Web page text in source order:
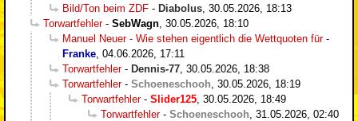
Bild/Ton beim ZDF - Diabolus 30.05.2026, 18:13
Torwartfehler- SebWagn 30.05.2026, 18:10
Manuel Neuer - Wie stehen eigentlich die Wettquoten für-
Franke 04.06.2026, 17:11
Torwartfehler- Dennis-77 30.05.2026, 18:38
Torwartfehler- Schoeneschooh 30.05.2026, 18:19
Torwartfehler- Slider125 30.05.2026, 18:49
Torwartfehler- Schoeneschooh 31.05.2026, 02:40